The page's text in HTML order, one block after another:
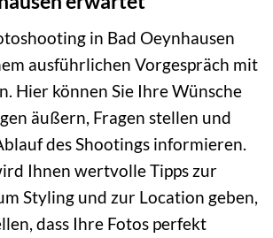
in Bad Oeynhausen
ausführlichen Vorgespräch mit
Hier können Sie Ihre Wünsche
äußern, Fragen stellen und
des Shootings informieren.
Ihnen wertvolle Tipps zur
Styling und zur Location geben,
dass Ihre Fotos perfekt